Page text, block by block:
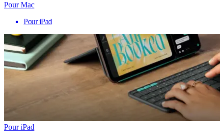
Pour Mac
Pour iPad
Pour iPad